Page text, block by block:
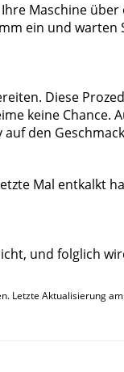
Maschine über
ein und warten
Diese
keine Chance.
den
Mal entkalkt
und folglich
Letzte Aktualisierung